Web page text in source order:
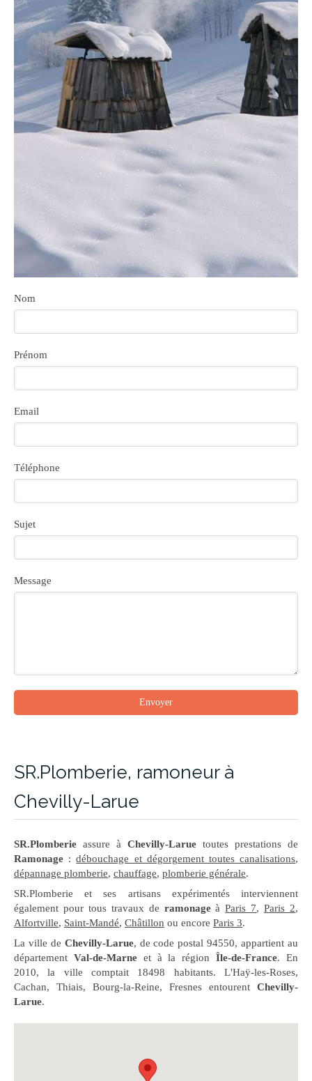
Nom
Prénom
Email
Téléphone
Sujet
Message
Envoyer
SR.Plomberie, ramoneur à
Chevilly-Larue
SR.Plomberie assure à Chevilly-Larue toutes prestations de
Ramonage :débouchage et dégorgement toutes canalisations,
dépannage plomberie, chauffage, plomberie générale.
SR.Plomberie et ses artisans expérimentés interviennent
également pour tous travaux de ramonageàParis 7,Paris 2,
Alfortville, Saint-Mandé, Châtillon ou encore Paris 3.
La ville de Chevilly-Larue, de code postal 94550, appartient au
département Val-de-Marneet à la régionÎle-de-France. En
2010, la ville comptait 18498 habitants. L'Haÿ-les-Roses,
Cachan, Thiais, Bourg-la-Reine, Fresnes entourent Chevilly-
Larue.